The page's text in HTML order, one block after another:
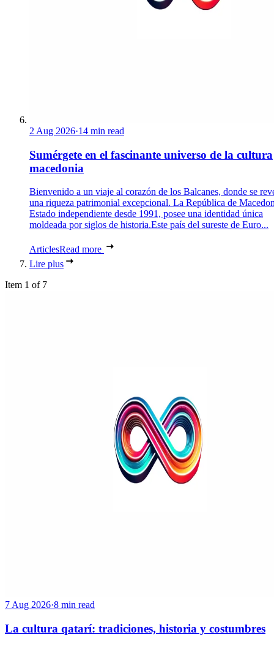
2 Aug 2026·14 min read
Sumérgete en el fascinante universo de la cultura
macedonia
Bienvenido a un viaje al corazón de los Balcanes, donde se
una riqueza patrimonial excepcional. La República de
Estado independiente desde 1991, posee una identidad única
moldeada por siglos de historia.Este país del sureste de Euro...
ArticlesRead more
Lire plus
Item 1 of 7
7 Aug 2026·8 min read
La cultura qatarí: tradiciones, historia y costumbres